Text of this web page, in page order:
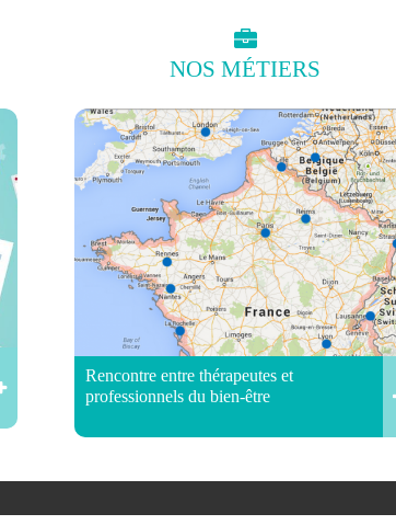
NOS MÉTIERS
Rencontre entre thérapeutes et
professionnels du bien-être